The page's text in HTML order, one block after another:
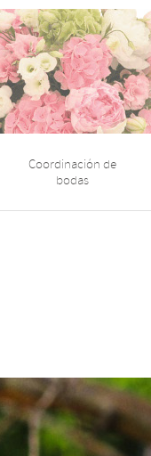
Coordinación de
bodas